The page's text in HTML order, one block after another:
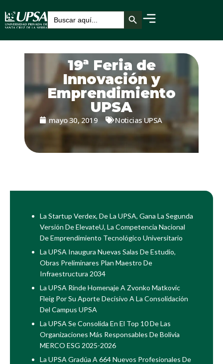
Buscar: Botón de búsqueda
19ª Feria de
Innovación y
Emprendimiento
UPSA
mayo 30, 2019 Noticias UPSA
La Startup Verdex, De La UPSA, Gana La Segunda
Versión De ElevateU, La Competencia Nacional
De Emprendimiento Tecnológico Universitario
La UPSA Inaugura Nuevas Salas De Estudio,
Obras Preliminares Plan Maestro De
Infraestructura 2034
La UPSA Rinde Homenaje A Zvonko Matkovic
Fleig Por Su Aporte Decisivo A La Consolidación
Del Campus UPSA
La UPSA Se Consolida En El Top 10 De Las
Organizaciones Más Responsables De Bolivia
MERCO ESG 2025-2026
La UPSA Gradúa A 664 Nuevos Profesionales De